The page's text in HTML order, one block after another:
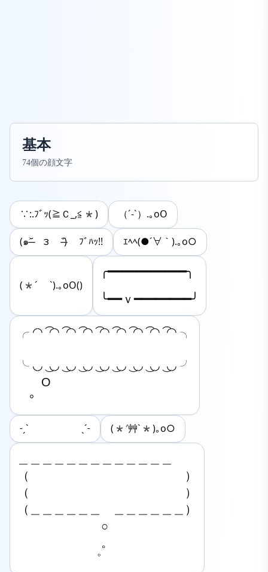
基本
74個の顔文字
∵:.ﾌﾞｯ(≧Ｃ_,≦*) （´-`）.｡oO
(๑˃̶᷄ ౩ ˂̶᷇) ﾌﾞﾊｯ!! ｴﾍﾍ(●´∀｀).｡o○
(*´ `).｡oO()
╭━━━━━━━━━━━╮
╰━━ｖ━━━━━━━━╯
╭ ◜◝ ͡ ◜◝ ͡ ◜◝ ͡ ◜◝ ͡ ◜◝ ͡ ◜◝ ͡ ◜◝ ͡ ◜◝ ͡ ◜◝ ╮
╰ ◟◞ ͜ ◟◞ ͜ ◟◞ ͜ ◟◞ ͜ ◟◞ ͜ ◟◞ ͜ ◟◞ ͜ ◟◞ ͜ ◟◞ ╯
O
°
˗ˏˋ ˎˊ˗ (*′艸`*)｡o○
（　　　　　　　　　　　　　）
（　　　　　　　　　　　　　）
（＿＿＿＿＿＿　＿＿＿＿＿＿）
○
。
゜